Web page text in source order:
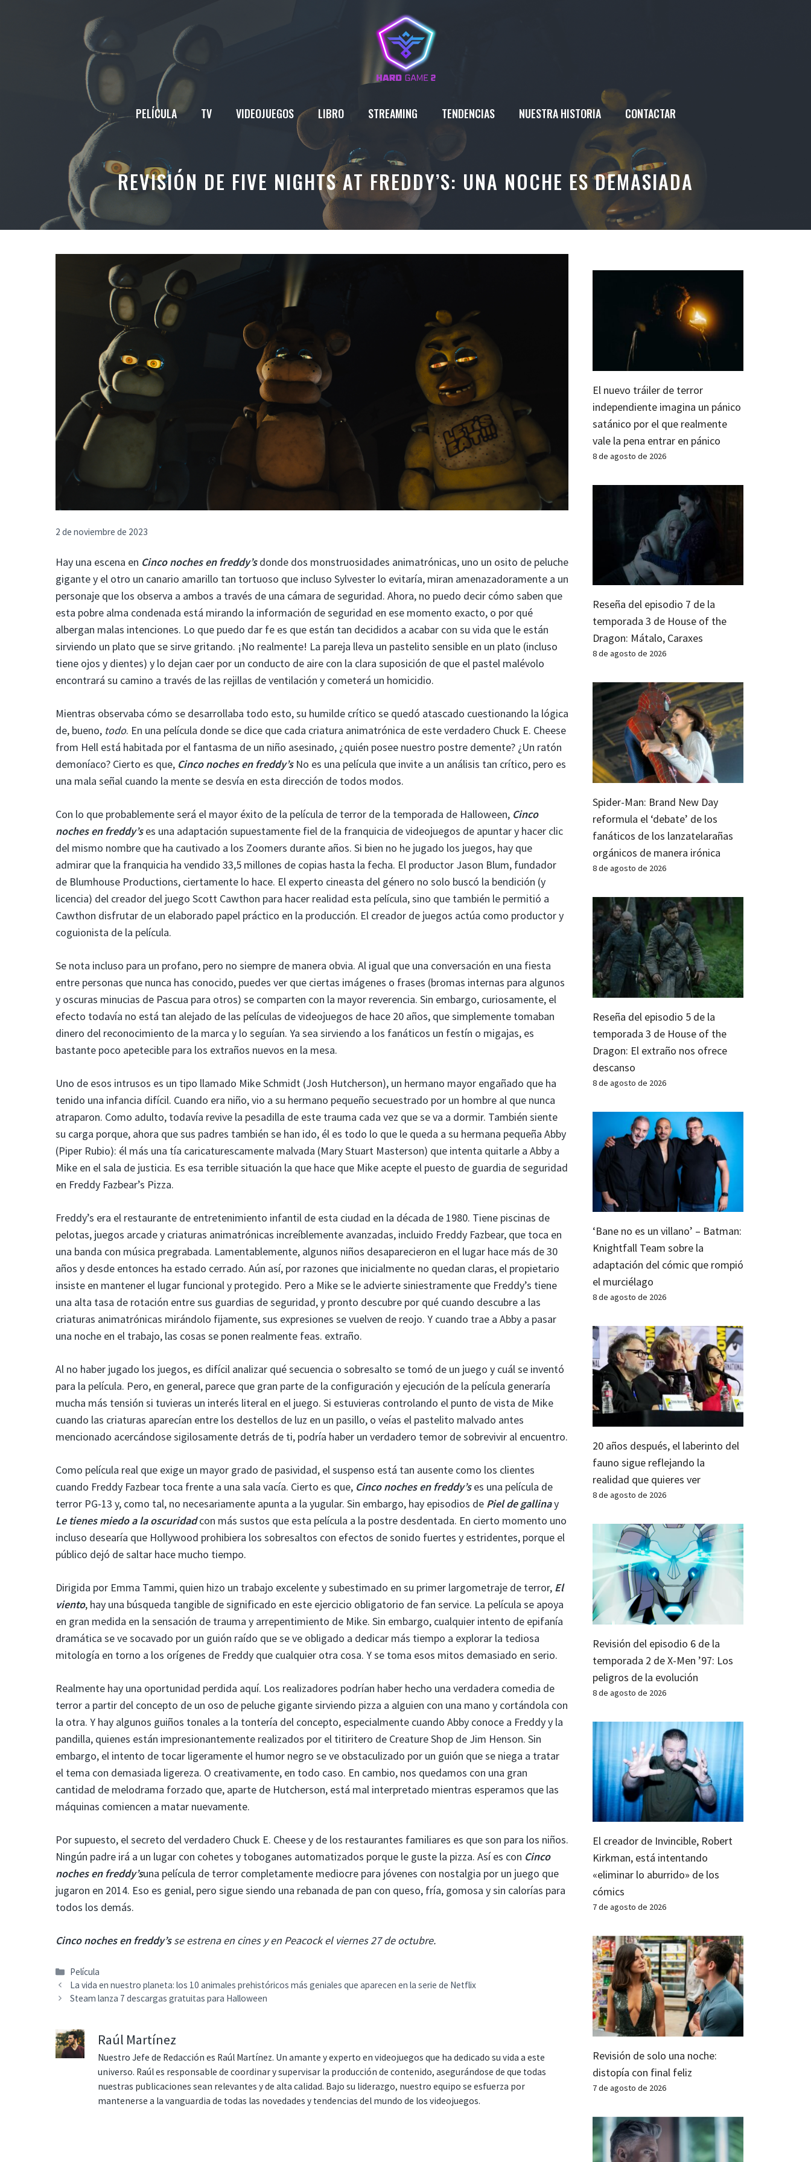
PELÍCULA TV VIDEOJUEGOS LIBRO STREAMING TENDENCIAS NUESTRA HISTORIA CONTACTAR
REVISIÓN DE FIVE NIGHTS AT FREDDY’S: UNA NOCHE ES DEMASIADA
2 de noviembre de 2023
Hay una escena en Cinco noches en freddy’sdonde dos monstruosidades animatrónicas, uno un osito de peluche
gigante y el otro un canario amarillo tan tortuoso que incluso Sylvester lo evitaría, miran amenazadoramente a un
personaje que los observa a ambos a través de una cámara de seguridad. Ahora, no puedo decir cómo saben que
esta pobre alma condenada está mirando la información de seguridad en ese momento exacto, o por qué
albergan malas intenciones. Lo que puedo dar fe es que están tan decididos a acabar con su vida que le están
sirviendo un plato que se sirve gritando. ¡No realmente! La pareja lleva un pastelito sensible en un plato (incluso
tiene ojos y dientes) y lo dejan caer por un conducto de aire con la clara suposición de que el pastel malévolo
encontrará su camino a través de las rejillas de ventilación y cometerá un homicidio.
Mientras observaba cómo se desarrollaba todo esto, su humilde crítico se quedó atascado cuestionando la lógica
de, bueno, todo. En una película donde se dice que cada criatura animatrónica de este verdadero Chuck E. Cheese
from Hell está habitada por el fantasma de un niño asesinado, ¿quién posee nuestro postre demente? ¿Un ratón
demoníaco? Cierto es que, Cinco noches en freddy’sNo es una película que invite a un análisis tan crítico, pero es
una mala señal cuando la mente se desvía en esta dirección de todos modos.
Con lo que probablemente será el mayor éxito de la película de terror de la temporada de Halloween, Cinco
noches en freddy’ses una adaptación supuestamente fiel de la franquicia de videojuegos de apuntar y hacer clic
del mismo nombre que ha cautivado a los Zoomers durante años. Si bien no he jugado los juegos, hay que
admirar que la franquicia ha vendido 33,5 millones de copias hasta la fecha. El productor Jason Blum, fundador
de Blumhouse Productions, ciertamente lo hace. El experto cineasta del género no solo buscó la bendición (y
licencia) del creador del juego Scott Cawthon para hacer realidad esta película, sino que también le permitió a
Cawthon disfrutar de un elaborado papel práctico en la producción. El creador de juegos actúa como productor y
coguionista de la película.
Se nota incluso para un profano, pero no siempre de manera obvia. Al igual que una conversación en una fiesta
entre personas que nunca has conocido, puedes ver que ciertas imágenes o frases (bromas internas para algunos
y oscuras minucias de Pascua para otros) se comparten con la mayor reverencia. Sin embargo, curiosamente, el
efecto todavía no está tan alejado de las películas de videojuegos de hace 20 años, que simplemente tomaban
dinero del reconocimiento de la marca y lo seguían. Ya sea sirviendo a los fanáticos un festín o migajas, es
bastante poco apetecible para los extraños nuevos en la mesa.
Uno de esos intrusos es un tipo llamado Mike Schmidt (Josh Hutcherson), un hermano mayor engañado que ha
tenido una infancia difícil. Cuando era niño, vio a su hermano pequeño secuestrado por un hombre al que nunca
atraparon. Como adulto, todavía revive la pesadilla de este trauma cada vez que se va a dormir. También siente
su carga porque, ahora que sus padres también se han ido, él es todo lo que le queda a su hermana pequeña Abby
(Piper Rubio): él más una tía caricaturescamente malvada (Mary Stuart Masterson) que intenta quitarle a Abby a
Mike en el sala de justicia. Es esa terrible situación la que hace que Mike acepte el puesto de guardia de seguridad
en Freddy Fazbear’s Pizza.
Freddy’s era el restaurante de entretenimiento infantil de esta ciudad en la década de 1980. Tiene piscinas de
pelotas, juegos arcade y criaturas animatrónicas increíblemente avanzadas, incluido Freddy Fazbear, que toca en
una banda con música pregrabada. Lamentablemente, algunos niños desaparecieron en el lugar hace más de 30
años y desde entonces ha estado cerrado. Aún así, por razones que inicialmente no quedan claras, el propietario
insiste en mantener el lugar funcional y protegido. Pero a Mike se le advierte siniestramente que Freddy’s tiene
una alta tasa de rotación entre sus guardias de seguridad, y pronto descubre por qué cuando descubre a las
criaturas animatrónicas mirándolo fijamente, sus expresiones se vuelven de reojo. Y cuando trae a Abby a pasar
una noche en el trabajo, las cosas se ponen realmente feas. extraño.
Al no haber jugado los juegos, es difícil analizar qué secuencia o sobresalto se tomó de un juego y cuál se inventó
para la película. Pero, en general, parece que gran parte de la configuración y ejecución de la película generaría
mucha más tensión si tuvieras un interés literal en el juego. Si estuvieras controlando el punto de vista de Mike
cuando las criaturas aparecían entre los destellos de luz en un pasillo, o veías el pastelito malvado antes
mencionado acercándose sigilosamente detrás de ti, podría haber un verdadero temor de sobrevivir al encuentro.
Como película real que exige un mayor grado de pasividad, el suspenso está tan ausente como los clientes
cuando Freddy Fazbear toca frente a una sala vacía. Cierto es que, Cinco noches en freddy’ses una película de
terror PG-13 y, como tal, no necesariamente apunta a la yugular. Sin embargo, hay episodios de Piel de gallinay
Le tienes miedo a la oscuridadcon más sustos que esta película a la postre desdentada. En cierto momento uno
incluso desearía que Hollywood prohibiera los sobresaltos con efectos de sonido fuertes y estridentes, porque el
público dejó de saltar hace mucho tiempo.
Dirigida por Emma Tammi, quien hizo un trabajo excelente y subestimado en su primer largometraje de terror, El
viento, hay una búsqueda tangible de significado en este ejercicio obligatorio de fan service. La película se apoya
en gran medida en la sensación de trauma y arrepentimiento de Mike. Sin embargo, cualquier intento de epifanía
dramática se ve socavado por un guión raído que se ve obligado a dedicar más tiempo a explorar la tediosa
mitología en torno a los orígenes de Freddy que cualquier otra cosa. Y se toma esos mitos demasiado en serio.
Realmente hay una oportunidad perdida aquí. Los realizadores podrían haber hecho una verdadera comedia de
terror a partir del concepto de un oso de peluche gigante sirviendo pizza a alguien con una mano y cortándola con
la otra. Y hay algunos guiños tonales a la tontería del concepto, especialmente cuando Abby conoce a Freddy y la
pandilla, quienes están impresionantemente realizados por el titiritero de Creature Shop de Jim Henson. Sin
embargo, el intento de tocar ligeramente el humor negro se ve obstaculizado por un guión que se niega a tratar
el tema con demasiada ligereza. O creativamente, en todo caso. En cambio, nos quedamos con una gran
cantidad de melodrama forzado que, aparte de Hutcherson, está mal interpretado mientras esperamos que las
máquinas comiencen a matar nuevamente.
Por supuesto, el secreto del verdadero Chuck E. Cheese y de los restaurantes familiares es que son para los niños.
Ningún padre irá a un lugar con cohetes y toboganes automatizados porque le guste la pizza. Así es con Cinco
noches en freddy’suna película de terror completamente mediocre para jóvenes con nostalgia por un juego que
jugaron en 2014. Eso es genial, pero sigue siendo una rebanada de pan con queso, fría, gomosa y sin calorías para
todos los demás.
Cinco noches en freddy’sse estrena en cines y en Peacock el viernes 27 de octubre.
Categorías
Película
La vida en nuestro planeta: los 10 animales prehistóricos más geniales que aparecen en la serie de Netflix
Steam lanza 7 descargas gratuitas para Halloween
Raúl Martínez
Nuestro Jefe de Redacción es Raúl Martínez. Un amante y experto en videojuegos que ha dedicado su vida a este
universo. Raúl es responsable de coordinar y supervisar la producción de contenido, asegurándose de que todas
nuestras publicaciones sean relevantes y de alta calidad. Bajo su liderazgo, nuestro equipo se esfuerza por
mantenerse a la vanguardia de todas las novedades y tendencias del mundo de los videojuegos.
El nuevo tráiler de terror
independiente imagina un pánico
satánico por el que realmente
vale la pena entrar en pánico
8 de agosto de 2026
Reseña del episodio 7 de la
temporada 3 de House of the
Dragon: Mátalo, Caraxes
8 de agosto de 2026
Spider-Man: Brand New Day
reformula el ‘debate’ de los
fanáticos de los lanzatelarañas
orgánicos de manera irónica
8 de agosto de 2026
Reseña del episodio 5 de la
temporada 3 de House of the
Dragon: El extraño nos ofrece
descanso
8 de agosto de 2026
‘Bane no es un villano’ – Batman:
Knightfall Team sobre la
adaptación del cómic que rompió
el murciélago
8 de agosto de 2026
20 años después, el laberinto del
fauno sigue reflejando la
realidad que quieres ver
8 de agosto de 2026
Revisión del episodio 6 de la
temporada 2 de X-Men ’97: Los
peligros de la evolución
8 de agosto de 2026
El creador de Invincible, Robert
Kirkman, está intentando
«eliminar lo aburrido» de los
cómics
7 de agosto de 2026
Revisión de solo una noche:
distopía con final feliz
7 de agosto de 2026